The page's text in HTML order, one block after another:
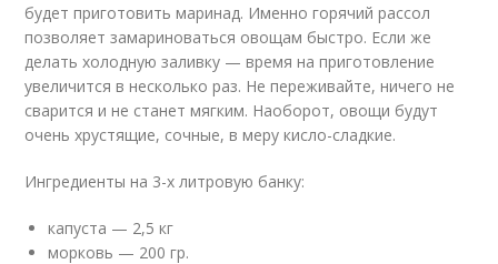
будет приготовить маринад. Именно горячий рассол
позволяет замариноваться овощам быстро. Если же
делать холодную заливку — время на приготовление
увеличится в несколько раз. Не переживайте, ничего не
сварится и не станет мягким. Наоборот, овощи будут
очень хрустящие, сочные, в меру кисло-сладкие.
Ингредиенты на 3-х литровую банку:
капуста — 2,5 кг
морковь — 200 гр.